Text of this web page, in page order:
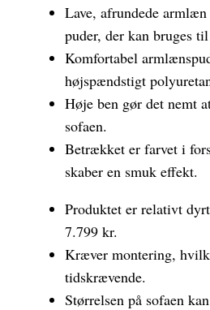
Lave, afrundede
puder, der kan bruges
Komfortabel
højspændstigt
Høje ben gør det nemt
sofaen.
Betrækket er farvet i
skaber en smuk effekt.
Produktet er relativt
7.799 kr.
Kræver montering,
tidskrævende.
Størrelsen på sofaen